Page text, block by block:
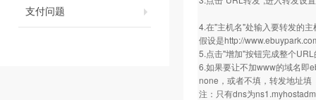
支付问题
4.在"主机名"处输入要转发的
假设是http://
5.点击"增加"按钮完成整个
6.如果要让不加www的域名
none，或者不填，转发地址
注：只有dns为